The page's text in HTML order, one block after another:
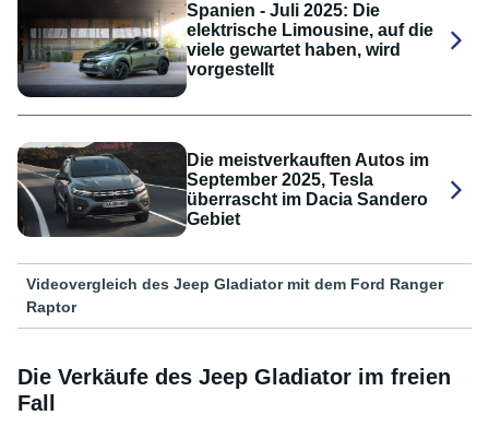
Spanien - Juli 2025: Die
elektrische Limousine, auf die
viele gewartet haben, wird
vorgestellt
Die meistverkauften Autos im
September 2025, Tesla
überrascht im Dacia Sandero
Gebiet
Videovergleich des Jeep Gladiator mit dem Ford Ranger
Raptor
Die Verkäufe des Jeep Gladiator im freien
Fall